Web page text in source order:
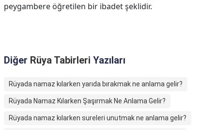
peygambere öğretilen bir ibadet şeklidir.
Diğer Rüya Tabirleri Yazıları
Rüyada namaz kılarken yarıda bırakmak ne anlama gelir?
Rüyada Namaz Kılarken Şaşırmak Ne Anlama Gelir?
Rüyada namaz kılarken sureleri unutmak ne anlama gelir?